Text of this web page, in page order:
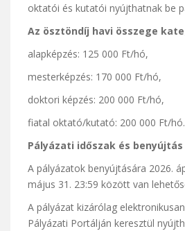
oktatói és kutatói nyújthatnak be
Az ösztöndíj havi összege
alapképzés: 125 000 Ft/hó,
mesterképzés: 170 000 Ft/hó,
doktori képzés: 200 000 Ft/hó,
fiatal oktató/kutató: 200 000 Ft/hó.
Pályázati időszak és benyújtás
A pályázatok benyújtására 2026.
május 31. 23:59 között van
A pályázat kizárólag
Pályázati Portálján keresztül